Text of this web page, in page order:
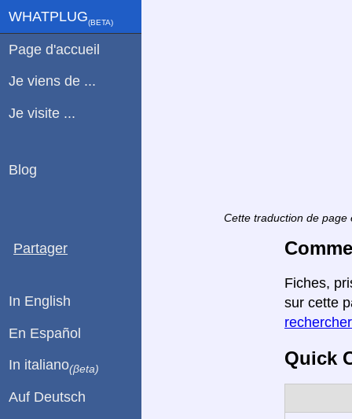
Cette traduction de
Fiches,
sur cette
Quick
WHATPLUG(ΒETA)
Page d'accueil
Je viens de ...
Je visite ...
Blog
Partager
In English
En Español
In italiano(βeta)
Auf Deutsch